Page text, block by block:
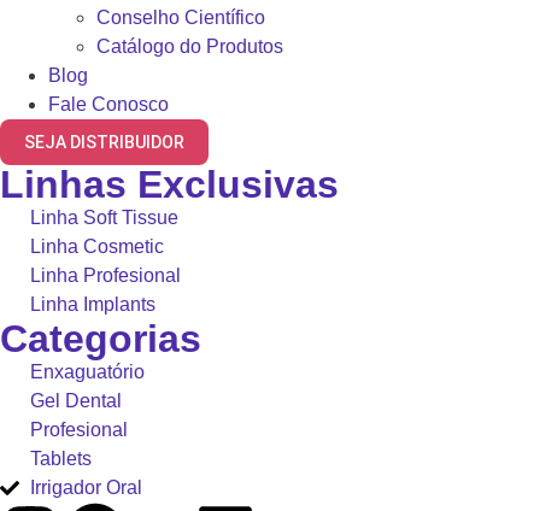
Conselho Científico
Catálogo do Produtos
Blog
Fale Conosco
SEJA DISTRIBUIDOR
Linhas Exclusivas
Linha Soft Tissue
Linha Cosmetic
Linha Profesional
Linha Implants
Categorias
Enxaguatório
Gel Dental
Profesional
Tablets
Irrigador Oral